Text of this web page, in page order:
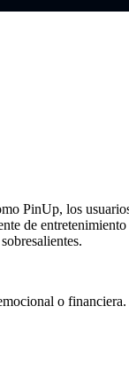
PinUp, los
de
o